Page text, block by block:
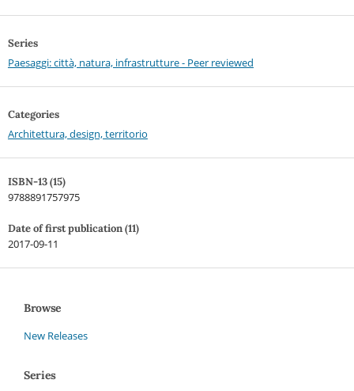
Series
Paesaggi: città, natura, infrastrutture - Peer reviewed
Categories
Architettura, design, territorio
ISBN-13 (15)
9788891757975
Date of first publication (11)
2017-09-11
Browse
New Releases
Series